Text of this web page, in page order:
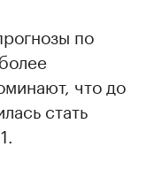
по
что до
стать